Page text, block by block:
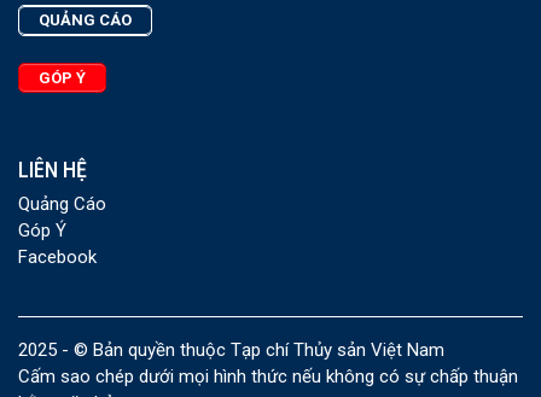
QUẢNG CÁO
GÓP Ý
LIÊN HỆ
Quảng Cáo
Góp Ý
Facebook
2025 - © Bản quyền thuộc Tạp chí Thủy sản Việt Nam
Cấm sao chép dưới mọi hình thức nếu không có sự chấp thuận